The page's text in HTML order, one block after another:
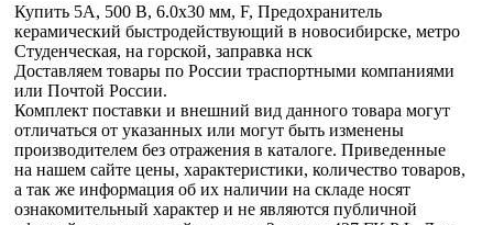
Купить 5А, 500 В, 6.0х30 мм, F, Предохранитель
керамический быстродействующий в новосибирске, метро
Студенческая, на горской, заправка нск
Доставляем товары по России траспортными компаниями
или Почтой России.
Комплект поставки и внешний вид данного товара могут
отличаться от указанных или могут быть изменены
производителем без отражения в каталоге. Приведенные
на нашем сайте цены, характеристики, количество товаров,
а так же информация об их наличии на складе носят
ознакомительный характер и не являются публичной